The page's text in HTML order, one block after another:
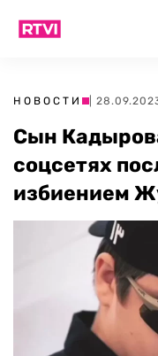
НОВОСТИ |
Сын
соцсетях
избиением